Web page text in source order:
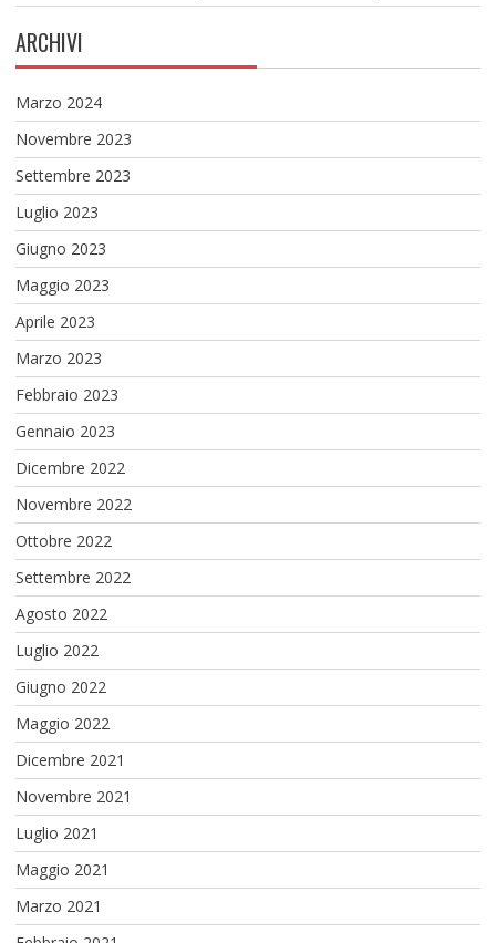
ARCHIVI
Marzo 2024
Novembre 2023
Settembre 2023
Luglio 2023
Giugno 2023
Maggio 2023
Aprile 2023
Marzo 2023
Febbraio 2023
Gennaio 2023
Dicembre 2022
Novembre 2022
Ottobre 2022
Settembre 2022
Agosto 2022
Luglio 2022
Giugno 2022
Maggio 2022
Dicembre 2021
Novembre 2021
Luglio 2021
Maggio 2021
Marzo 2021